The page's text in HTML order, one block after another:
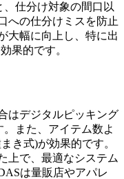
仕分け対象の間口以
への仕分けミスを防止
大幅に向上し、特に出
果的です。
はデジタルピッキング
また、アイテム数よ
き式)が効果的です。
上で、最適なシステム
は量販店やアパレ